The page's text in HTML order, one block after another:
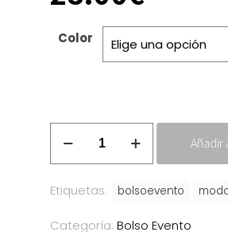
Color
Mosaico
cantidad
Añadir
Etiquetas: bolsoevento
Categoría: Bolso Evento